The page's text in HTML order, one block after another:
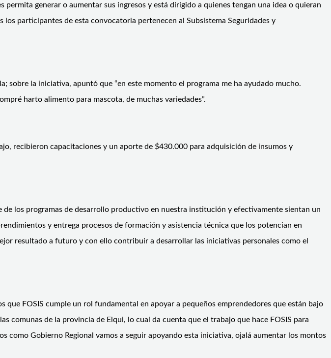
generar o aumentar sus ingresos y está dirigido a quienes tengan una idea o quieran
participantes de esta convocatoria pertenecen al Subsistema Seguridades y
sobre la iniciativa, apuntó que “en este momento el programa me ha ayudado mucho.
harto alimento para mascota, de muchas variedades”.
recibieron capacitaciones y un aporte de $430.000 para adquisición de insumos y
los programas de desarrollo productivo en nuestra institución y efectivamente sientan un
y entrega procesos de formación y asistencia técnica que los potencian en
resultado a futuro y con ello contribuir a desarrollar las iniciativas personales como el
FOSIS cumple un rol fundamental en apoyar a pequeños emprendedores que están bajo
comunas de la provincia de Elqui, lo cual da cuenta que el trabajo que hace FOSIS para
Gobierno Regional vamos a seguir apoyando esta iniciativa, ojalá aumentar los montos